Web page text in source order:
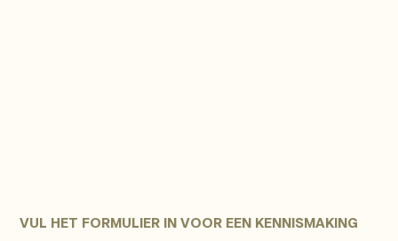
VUL HET FORMULIER IN VOOR EEN KENNISMAKING